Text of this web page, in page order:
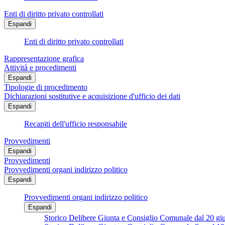
Enti di diritto privato controllati
Espandi
Enti di diritto privato controllati
Rappresentazione grafica
Attività e procedimenti
Espandi
Tipologie di procedimento
Dichiarazioni sostitutive e acquisizione d'ufficio dei dati
Espandi
Recapiti dell'ufficio responsabile
Provvedimenti
Espandi
Provvedimenti
Provvedimenti organi indirizzo politico
Espandi
Provvedimenti organi indirizzo politico
Espandi
Storico Delibere Giunta e Consiglio Comunale dal 20